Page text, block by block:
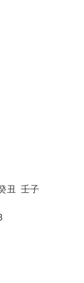
丑 壬子